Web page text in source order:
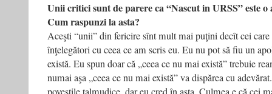
Unii critici sunt de parere ca “Nascut in URSS” este
Cum raspunzi la asta?
Aceşti “unii” din fericire sînt mult mai puţini decît cei care
înţelegători cu ceea ce am scris eu. Eu nu pot să fiu un
există. Eu spun doar că „ceea ce nu mai există” trebuie
numai aşa „ceea ce nu mai există” va dispărea cu